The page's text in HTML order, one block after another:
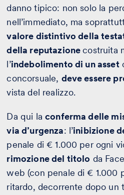
danno tipico: non solo la
nell’immediato, ma
valore distintivo della
della reputazionecostruita
l’indebolimento di un asset
concorsuale, deve essere
vista del realizzo.
Da qui laconferma delle
via d’urgenza: l’inibizione
penale di € 1.000 per ogni
rimozione del titolo da
web (con penale di € 1.000
ritardo, decorrente dopo un